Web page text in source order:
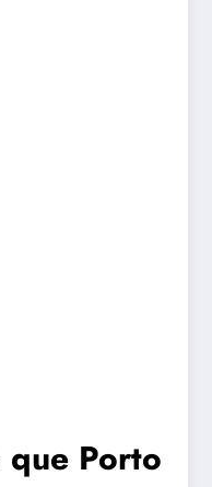
Porto